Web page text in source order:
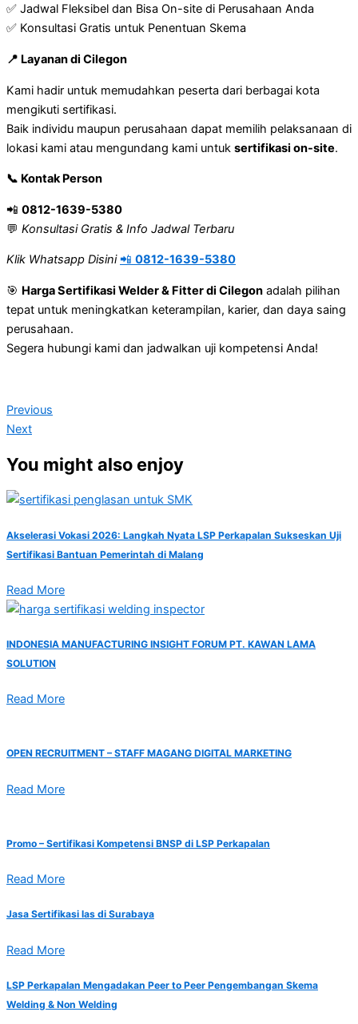
✅ Jadwal Fleksibel dan Bisa On-site di Perusahaan Anda
✅ Konsultasi Gratis untuk Penentuan Skema
📍 Layanan di Cilegon
Kami hadir untuk memudahkan peserta dari berbagai kota
mengikuti sertifikasi.
Baik individu maupun perusahaan dapat memilih pelaksanaan di
lokasi kami atau mengundang kami untuk sertifikasi on-site.
📞 Kontak Person
📲 0812-1639-5380
💬 Konsultasi Gratis & Info Jadwal Terbaru
Klik Whatsapp Disini 📲 0812-1639-5380
🎯 Harga Sertifikasi Welder & Fitter di Cilegon adalah pilihan
tepat untuk meningkatkan keterampilan, karier, dan daya saing
perusahaan.
Segera hubungi kami dan jadwalkan uji kompetensi Anda!
Previous
Next
You might also enjoy
Akselerasi Vokasi 2026: Langkah Nyata LSP Perkapalan Sukseskan Uji
Sertifikasi Bantuan Pemerintah di Malang
Read More
INDONESIA MANUFACTURING INSIGHT FORUM PT. KAWAN LAMA
SOLUTION
Read More
OPEN RECRUITMENT – STAFF MAGANG DIGITAL MARKETING
Read More
Promo – Sertifikasi Kompetensi BNSP di LSP Perkapalan
Read More
Jasa Sertifikasi las di Surabaya
Read More
LSP Perkapalan Mengadakan Peer to Peer Pengembangan Skema
Welding & Non Welding